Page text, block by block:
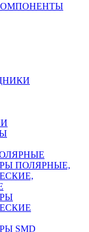
ПОЛЯРНЫЕ,
SMD